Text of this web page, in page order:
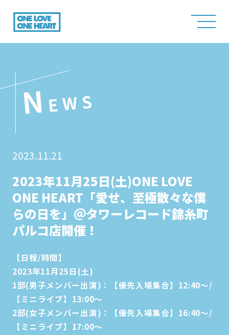
N EWS
2023.11.21
2023年11月25日(土)ONE LOVE
ONE HEART「愛せ、至極散々な僕
らの日を」＠タワーレコード錦糸町
パルコ店開催！
【日程/時間】
2023年11月25日(土)
1部(男子メンバー出演)：【優先入場集合】12:40〜/
【ミニライブ】13:00～
2部(女子メンバー出演)：【優先入場集合】16:40〜/
【ミニライブ】17:00～